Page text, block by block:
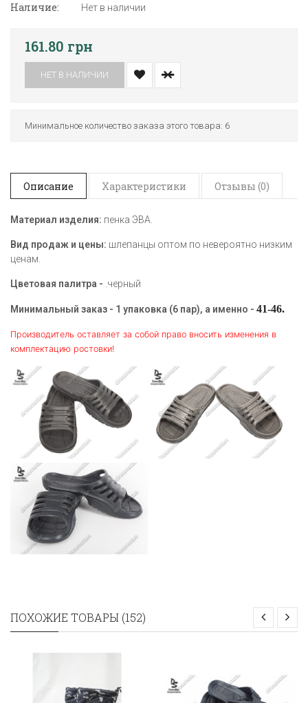
Наличие: Нет в наличии
161.80 грн
НЕТ В НАЛИЧИИ
Минимальное количество заказа этого товара: 6
Описание Характеристики Отзывы (0)
Материал изделия: пенка ЭВА.
Вид продаж и цены: шлепанцы оптом по невероятно низким
ценам.
Цветовая палитра - .черный
Минимальный заказ - 1 упаковка (6 пар), а именно - 41-46.
Производитель оставляет за собой право вносить изменения в
комплектацию ростовки!
ПОХОЖИЕ ТОВАРЫ (152)